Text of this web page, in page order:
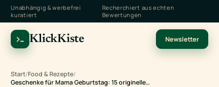
Unabhängig & werbefrei
kuratiert
Recherchiert aus echten
Bewertungen
KlickKiste Newsletter
Start/Food & Rezepte/
Geschenke für Mama Geburtstag: 15 originelle…